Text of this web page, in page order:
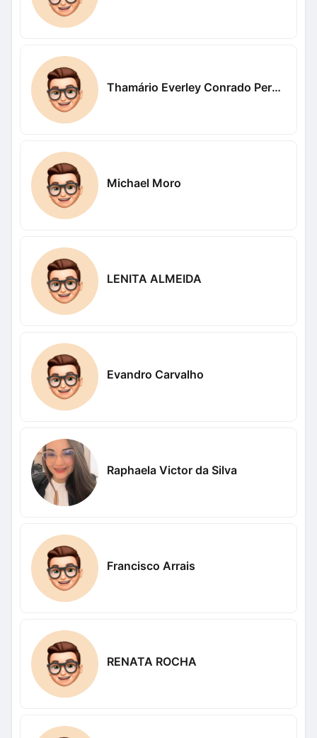
Thamário Everley Conrado Pereira
Michael Moro
LENITA ALMEIDA
Evandro Carvalho
Raphaela Victor da Silva
Francisco Arrais
RENATA ROCHA